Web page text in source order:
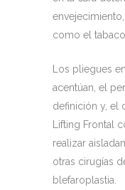
como el
Los pliegues
acentúan, el
definición y, el
Lifting Frontal
realizar
otras cirugías
blefaroplastia.